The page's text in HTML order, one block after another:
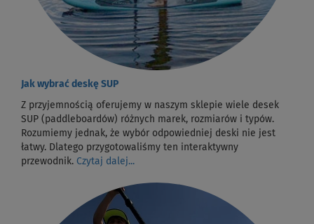
Jak wybrać deskę SUP
Z przyjemnością oferujemy w naszym sklepie wiele desek
SUP (paddleboardów) różnych marek, rozmiarów i typów.
Rozumiemy jednak, że wybór odpowiedniej deski nie jest
łatwy. Dlatego przygotowaliśmy ten interaktywny
przewodnik. Czytaj dalej...